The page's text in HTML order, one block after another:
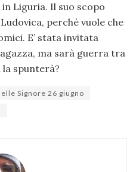
Liguria. Il suo scopo
perché vuole che
E’ stata invitata
ma sarà guerra tra
spunterà?
Signore 26 giugno